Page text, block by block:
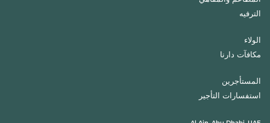
الترفيه
الولاء
مكافآت دارنا
المستأجرين
استفسارات التأجير